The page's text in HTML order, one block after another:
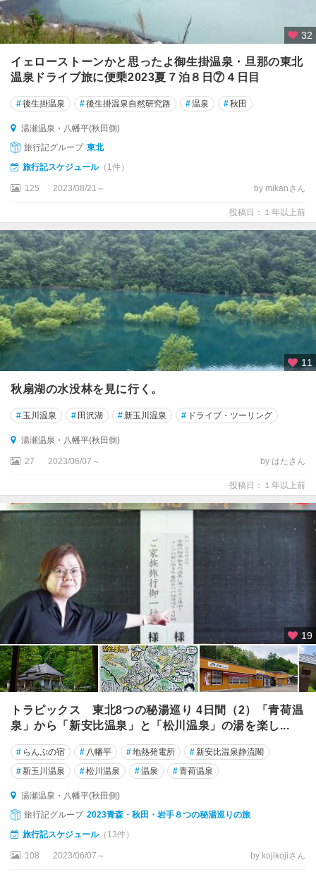
32
イェローストーンかと思ったよ御生掛温泉・旦那の東北
温泉ドライブ旅に便乗2023夏７泊８日⑦４日目
#後生掛温泉 #後生掛温泉自然研究路 #温泉 #秋田
湯瀬温泉・八幡平(秋田側)
旅行記グループ 東北
旅行記スケジュール（1件）
125 2023/08/21～ by mikanさん
投稿日：１年以上前
11
秋扇湖の水没林を見に行く。
# 玉川温泉 # 田沢湖 #新玉川温泉 # ドライブ・ツーリング
湯瀬温泉・八幡平(秋田側)
27 2023/06/07～ by はたさん
投稿日：１年以上前
19
トラピックス 東北8つの秘湯巡り 4日間（2）「青荷温
泉」から「新安比温泉」と「松川温泉」の湯を楽し...
# らんぷの宿 # 八幡平 #地熱発電所 #新安比温泉静流閣
#新玉川温泉 #松川温泉 #温泉 #青荷温泉
湯瀬温泉・八幡平(秋田側)
旅行記グループ 2023青森・秋田・岩手８つの秘湯巡りの旅
旅行記スケジュール（13件）
108 2023/06/07～ by kojikojiさん